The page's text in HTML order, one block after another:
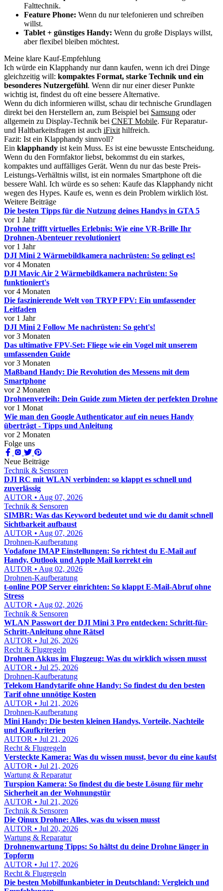
Falttechnik.
Feature Phone: Wenn du nur telefonieren und schreiben
willst.
Tablet + günstiges Handy: Wenn du große Displays willst,
aber flexibel bleiben möchtest.
Meine klare Kauf-Empfehlung
Ich würde ein Klapphandy nur dann kaufen, wenn ich drei Dinge
gleichzeitig will: kompaktes Format, starke Technik und ein
besonderes Nutzergefühl. Wenn dir nur einer dieser Punkte
wichtig ist, findest du oft eine bessere Alternative.
Wenn du dich informieren willst, schau dir technische Grundlagen
direkt bei den Herstellern an, zum Beispiel bei Samsung oder
allgemein zu Display-Technik bei CNET Mobile. Für Reparatur-
und Haltbarkeitsfragen ist auch iFixit hilfreich.
Fazit: Ist ein Klapphandy sinnvoll?
Ein klapphandy ist kein Muss. Es ist eine bewusste Entscheidung.
Wenn du den Formfaktor liebst, bekommst du ein starkes,
kompaktes und auffälliges Gerät. Wenn du nur das beste Preis-
Leistungs-Verhältnis willst, ist ein normales Smartphone oft die
bessere Wahl. Ich würde es so sehen: Kaufe das Klapphandy nicht
wegen des Hypes. Kaufe es, wenn es dein Problem wirklich löst.
Weitere Beiträge
Die besten Tipps für die Nutzung deines Handys in GTA 5
vor 1 Jahr
Drohne trifft virtuelles Erlebnis: Wie eine VR-Brille Ihr
Drohnen-Abenteuer revolutioniert
vor 1 Jahr
DJI Mini 2 Wärmebildkamera nachrüsten: So gelingt es!
vor 4 Monaten
DJI Mavic Air 2 Wärmebildkamera nachrüsten: So
funktioniert's
vor 4 Monaten
Die faszinierende Welt von TRYP FPV: Ein umfassender
Leitfaden
vor 1 Jahr
DJI Mini 2 Follow Me nachrüsten: So geht's!
vor 3 Monaten
Das ultimative FPV-Set: Fliege wie ein Vogel mit unserem
umfassenden Guide
vor 3 Monaten
Maßband Handy: Die Revolution des Messens mit dem
Smartphone
vor 2 Monaten
Drohnenverleih: Dein Guide zum Mieten der perfekten Drohne
vor 1 Monat
Wie man den Google Authenticator auf ein neues Handy
überträgt - Tipps und Anleitung
vor 2 Monaten
Folge uns
Neue Beiträge
Technik & Sensoren
DJI RC mit WLAN verbinden: so klappt es schnell und
zuverlässig
AUTOR • Aug 07, 2026
Technik & Sensoren
SIMBR: Was das Keyword bedeutet und wie du damit schnell
Sichtbarkeit aufbaust
AUTOR • Aug 07, 2026
Drohnen-Kaufberatung
Vodafone IMAP Einstellungen: So richtest du E-Mail auf
Handy, Outlook und Apple Mail korrekt ein
AUTOR • Aug 02, 2026
Drohnen-Kaufberatung
t-online POP Server einrichten: So klappt E-Mail-Abruf ohne
Stress
AUTOR • Aug 02, 2026
Technik & Sensoren
WLAN Passwort der DJI Mini 3 Pro entdecken: Schritt-für-
Schritt-Anleitung ohne Rätsel
AUTOR • Jul 26, 2026
Recht & Flugregeln
Drohnen Akkus im Flugzeug: Was du wirklich wissen musst
AUTOR • Jul 25, 2026
Drohnen-Kaufberatung
Telekom Handytarife ohne Handy: So findest du den besten
Tarif ohne unnötige Kosten
AUTOR • Jul 21, 2026
Drohnen-Kaufberatung
Mini Handy: Die besten kleinen Handys, Vorteile, Nachteile
und Kaufkriterien
AUTOR • Jul 21, 2026
Recht & Flugregeln
Versteckte Kamera: Was du wissen musst, bevor du eine kaufst
AUTOR • Jul 21, 2026
Wartung & Reparatur
Turspion Kamera: So findest du die beste Lösung für mehr
Sicherheit an der Wohnungstür
AUTOR • Jul 21, 2026
Technik & Sensoren
Die Qinux Drohne: Alles, was du wissen musst
AUTOR • Jul 20, 2026
Wartung & Reparatur
Drohnenwartung Tipps: So hältst du deine Drohne länger in
Topform
AUTOR • Jul 17, 2026
Recht & Flugregeln
Die besten Mobilfunkanbieter in Deutschland: Vergleich und